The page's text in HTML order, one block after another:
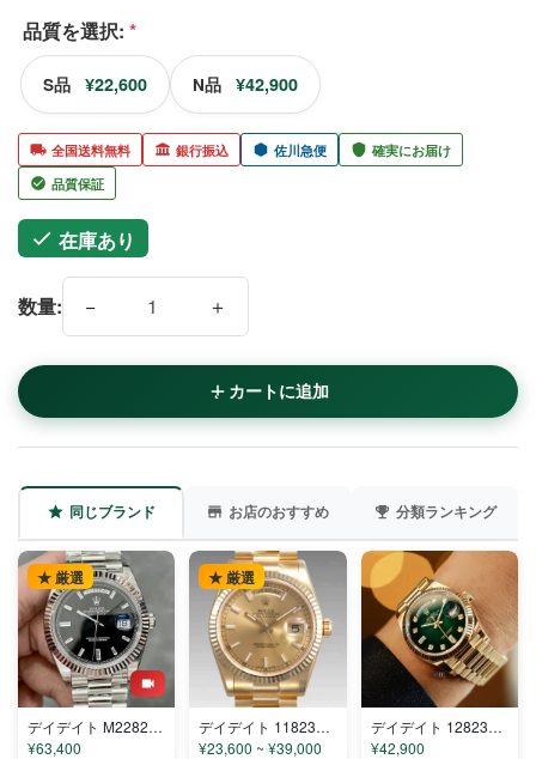
品質を選択: *
S品 ¥22,600 N品 ¥42,900
全国送料無料 銀行振込 佐川急便
確実にお届け
品質保証
在庫あり
数量: − ＋
カートに追加
同じブランド お店のおすすめ 分類ランキング
★ 厳選
デイデイト M228236-0004 コピー
¥63,400
★ 厳選
デイデイト 118238 コピー
¥23,600 ~ ¥39,000
デイデイト 128238-0130 コピー
¥42,900